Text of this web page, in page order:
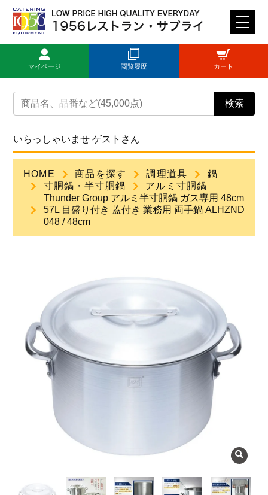
M
E
U
検索
マイページ 閲覧履歴 カート
トップページ
新規登録
商品一覧
よくある質問
会社概要
OEMについて
Instagram
facebook
いらっしゃいませ ゲストさん
HOME 商品を探す 調理道具
鍋
寸胴鍋・半寸胴鍋
アルミ寸胴鍋
Thunder Group アルミ半寸胴鍋 ガス専用 48cm
57L 目盛り付き 蓋付き 業務用 両手鍋 ALHZND
048 / 48cm